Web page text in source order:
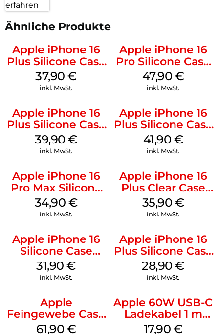
erfahren
Ähnliche Produkte
Apple iPhone 16
Plus Silicone Case
MagSafe Lake
Green
37,90€
inkl. MwSt.
Apple iPhone 16
Pro Silicone Case
MagSafe Denim
47,90 €
inkl. MwSt.
Apple iPhone 16
Plus Silicone Case
MagSafe Plum
39,90€
inkl. MwSt.
Apple iPhone 16
Plus Silicone Case
MagSafe Stone
Gray
41,90 €
inkl. MwSt.
Apple iPhone 16
Pro Max Silicone
Case MagSafe
Denim
34,90 €
inkl. MwSt.
Apple iPhone 16
Plus Clear Case
MagSafe
Transparent
35,90 €
inkl. MwSt.
Apple iPhone 16
Silicone Case
MagSafe Fuchsia
31,90€
inkl. MwSt.
Apple iPhone 16
Plus Silicone Case
MagSafe Black
28,90€
inkl. MwSt.
Apple
Feingewebe Case
iPhone 15 Pro
61,90 €
Apple 60W USB-C
Ladekabel 1 m
Weiß
17,90 €